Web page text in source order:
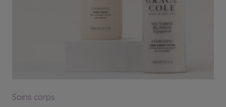
Soins corps